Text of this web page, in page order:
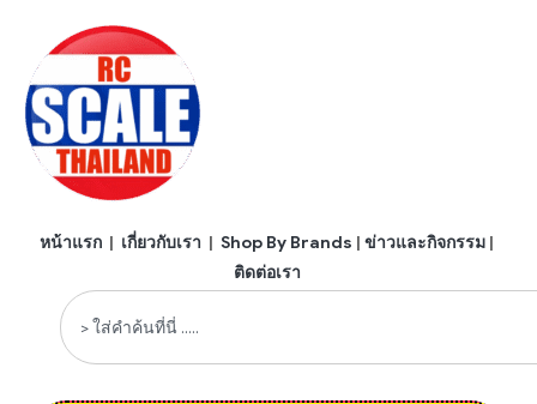
หน้าแรก | เกี่ยวกับเรา | Shop By Brands | ข่าวและกิจกรรม |
ติดต่อเรา